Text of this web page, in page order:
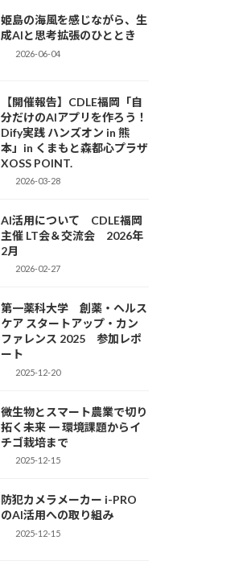
姫島の海風を感じながら、生
成AIと思考拡張のひととき
2026-06-04
【開催報告】CDLE福岡「自
分だけのAIアプリを作ろう！
Dify実践 ハンズオン in 熊
本」in くまもと森都心プラザ
XOSS POINT.
2026-03-28
AI活用について CDLE福岡
主催 LT会＆交流会 2026年
2月
2026-02-27
第一薬科大学 創薬・ヘルス
ケア スタートアップ・カン
ファレンス 2025 参加レポ
ート
2025-12-20
微生物とスマート農業で切り
拓く未来 一 環境課題からイ
チゴ栽培まで
2025-12-15
防犯カメラメーカー i-PRO
のAI活用への取り組み
2025-12-15